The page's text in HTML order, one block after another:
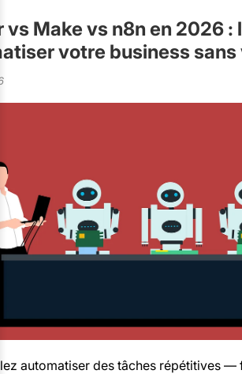
vs Make vs n8n en 2026 :
votre business sans
automatiser des tâches répétitives —